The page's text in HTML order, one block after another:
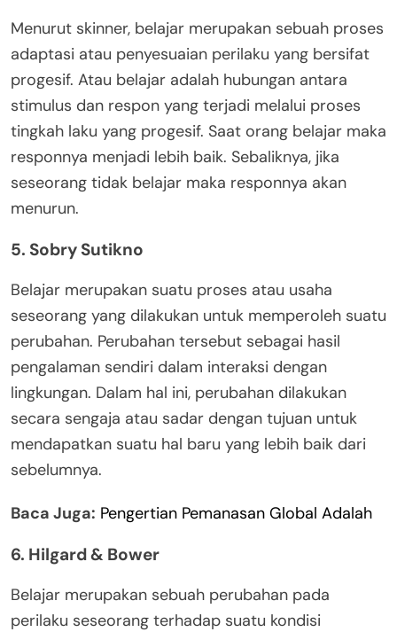
Menurut skinner, belajar merupakan sebuah proses
adaptasi atau penyesuaian perilaku yang bersifat
progesif. Atau belajar adalah hubungan antara
stimulus dan respon yang terjadi melalui proses
tingkah laku yang progesif. Saat orang belajar maka
responnya menjadi lebih baik. Sebaliknya, jika
seseorang tidak belajar maka responnya akan
menurun.
5. Sobry Sutikno
Belajar merupakan suatu proses atau usaha
seseorang yang dilakukan untuk memperoleh suatu
perubahan. Perubahan tersebut sebagai hasil
pengalaman sendiri dalam interaksi dengan
lingkungan. Dalam hal ini, perubahan dilakukan
secara sengaja atau sadar dengan tujuan untuk
mendapatkan suatu hal baru yang lebih baik dari
sebelumnya.
Baca Juga: Pengertian Pemanasan Global Adalah
6. Hilgard & Bower
Belajar merupakan sebuah perubahan pada
perilaku seseorang terhadap suatu kondisi